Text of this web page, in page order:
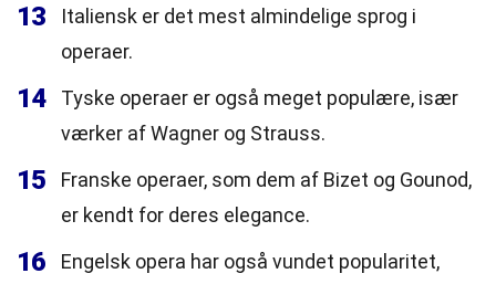
13
Italiensk er det mest almindelige sprog i
operaer.
14
Tyske operaer er også meget populære, især
værker af Wagner og Strauss.
15
Franske operaer, som dem af Bizet og Gounod,
er kendt for deres elegance.
16
Engelsk opera har også vundet popularitet,